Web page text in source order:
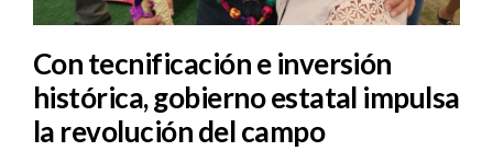
Con tecnificación e inversión
histórica, gobierno estatal impulsa
la revolución del campo